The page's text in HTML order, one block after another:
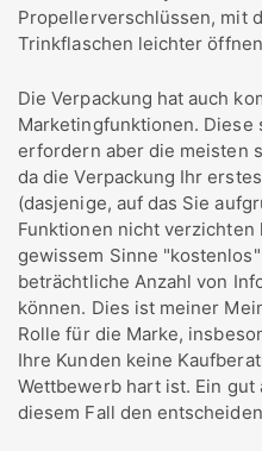
Propellerverschlüssen, mit
Trinkflaschen leichter
Die Verpackung hat auch
Marketingfunktionen. Diese
erfordern aber die meisten
da die Verpackung Ihr
(dasjenige, auf das Sie
Funktionen nicht verzichten
gewissem Sinne
beträchtliche Anzahl von
können. Dies ist meiner
Rolle für die Marke,
Ihre Kunden keine
Wettbewerb hart ist. Ein gut
diesem Fall den